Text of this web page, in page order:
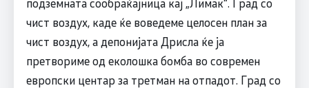
чист воздух, каде ќе воведеме целосен план за
чист воздух, а депонијата Дрисла ќе ја
претвориме од еколошка бомба во современ
европски центар за третман на отпадот. Град со